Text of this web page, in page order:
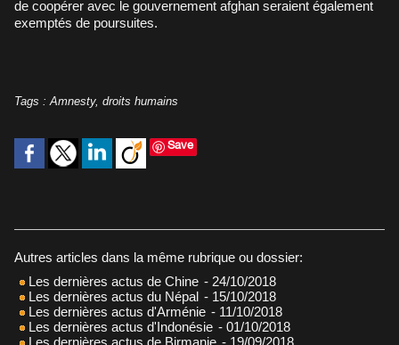
de coopérer avec le gouvernement afghan seraient également
exemptés de poursuites.
Tags : Amnesty, droits humains
Save
Autres articles dans la même rubrique ou dossier:
Les dernières actus de Chine - 24/10/2018
Les dernières actus du Népal - 15/10/2018
Les dernières actus d'Arménie - 11/10/2018
Les dernières actus d'Indonésie - 01/10/2018
Les dernières actus de Birmanie - 19/09/2018